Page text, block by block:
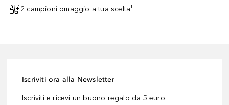
2 campioni omaggio a tua scelta¹
Iscriviti ora alla Newsletter
Iscriviti e ricevi un buono regalo da 5 euro